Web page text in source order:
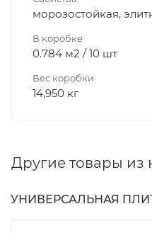
морозостойкая,
В коробке
0.784 м2 / 10 шт
Вес коробки
14,950 кг
Другие товары из
УНИВЕРСАЛЬНАЯ